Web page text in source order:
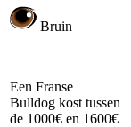
Bruin
Een Franse
Bulldog kost tussen
de 1000€ en 1600€